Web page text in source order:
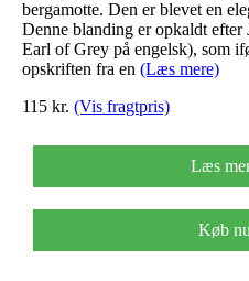
bergamotte. Den er blevet en
Denne blanding er opkaldt efter
Earl of Grey på engelsk), som
opskriften fra en (Læs mere)
115 kr. (Vis fragtpris)
Læs
Køb